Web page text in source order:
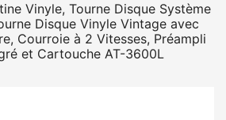
Vinyle, Tourne Disque Système
Disque Vinyle Vintage avec
Courroie à 2 Vitesses, Préampli
et Cartouche AT-3600L